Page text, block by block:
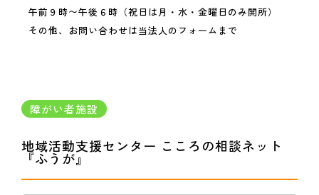
午前９時〜午後６時（祝日は月・水・金曜日のみ開所）
その他、お問い合わせは当法人のフォームまで
障がい者施設
地域活動支援センター こころの相談ネット
『ふうが』